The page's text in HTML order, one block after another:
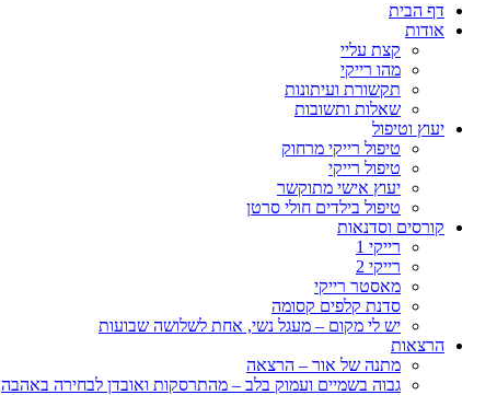
דף הבית
אודות
קצת עליי
מהו רייקי
תקשורת ועיתונות
שאלות ותשובות
יעוץ וטיפול
טיפול רייקי מרחוק
טיפול רייקי
יעוץ אישי מתוקשר
טיפול בילדים חולי סרטן
קורסים וסדנאות
רייקי 1
רייקי 2
מאסטר רייקי
סדנת קלפים קסומה
יש לי מקום – מעגל נשי, אחת לשלושה שבועות
הרצאות
מתנה של אור – הרצאה
גבוה בשמיים ועמוק בלב – מהתרסקות ואובדן לבחירה